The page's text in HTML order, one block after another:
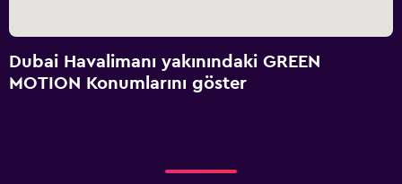
Dubai Havalimanı yakınındaki GREEN
MOTION Konumlarını göster